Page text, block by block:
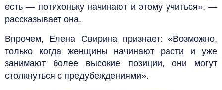
есть — потихоньку начинают и этому учиться», —
рассказывает она.
Впрочем, Елена Свирина признает: «Возможно,
только когда женщины начинают расти и уже
занимают более высокие позиции, они могут
столкнуться с предубеждениями».